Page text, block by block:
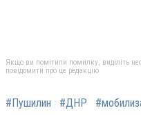
Якщо ви помітили помилку, виділіть
повідомити про це редакцію
#Пушилин #ДНР